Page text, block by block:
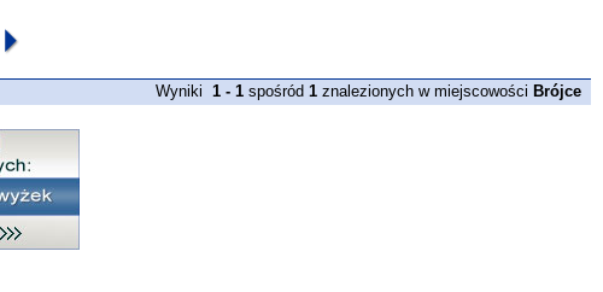
Wyniki 1 - 1 spośród 1 znalezionych w miejscowości Brójce